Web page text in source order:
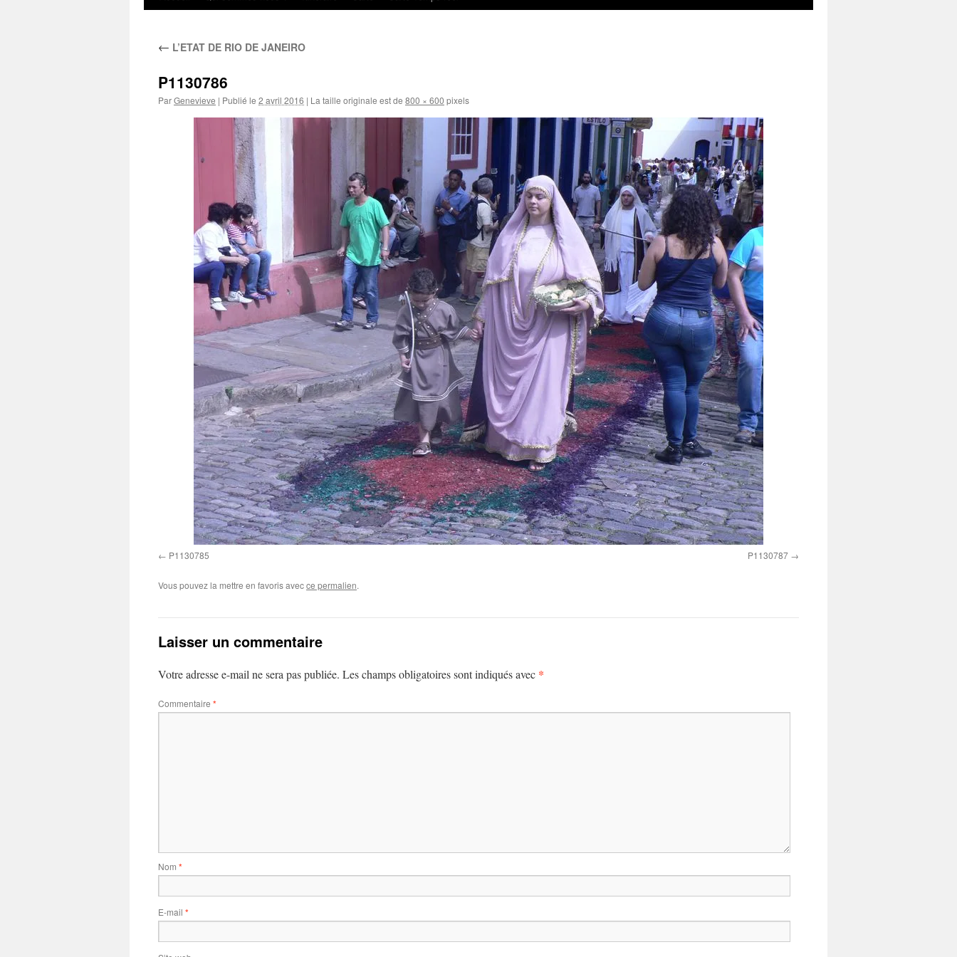
contenu
← L’ETAT DE RIO DE JANEIRO
P1130786
ParGenevieve | Publié le 2 avril 2016 | La taille originale est de 800 × 600 pixels
P1130785 P1130787
Vous pouvez la mettre en favoris avecce permalien.
Laisser un commentaire
Votre adresse e-mail ne sera pas publiée. Les champs obligatoires sont indiqués avec *
Commentaire *
Nom *
E-mail *